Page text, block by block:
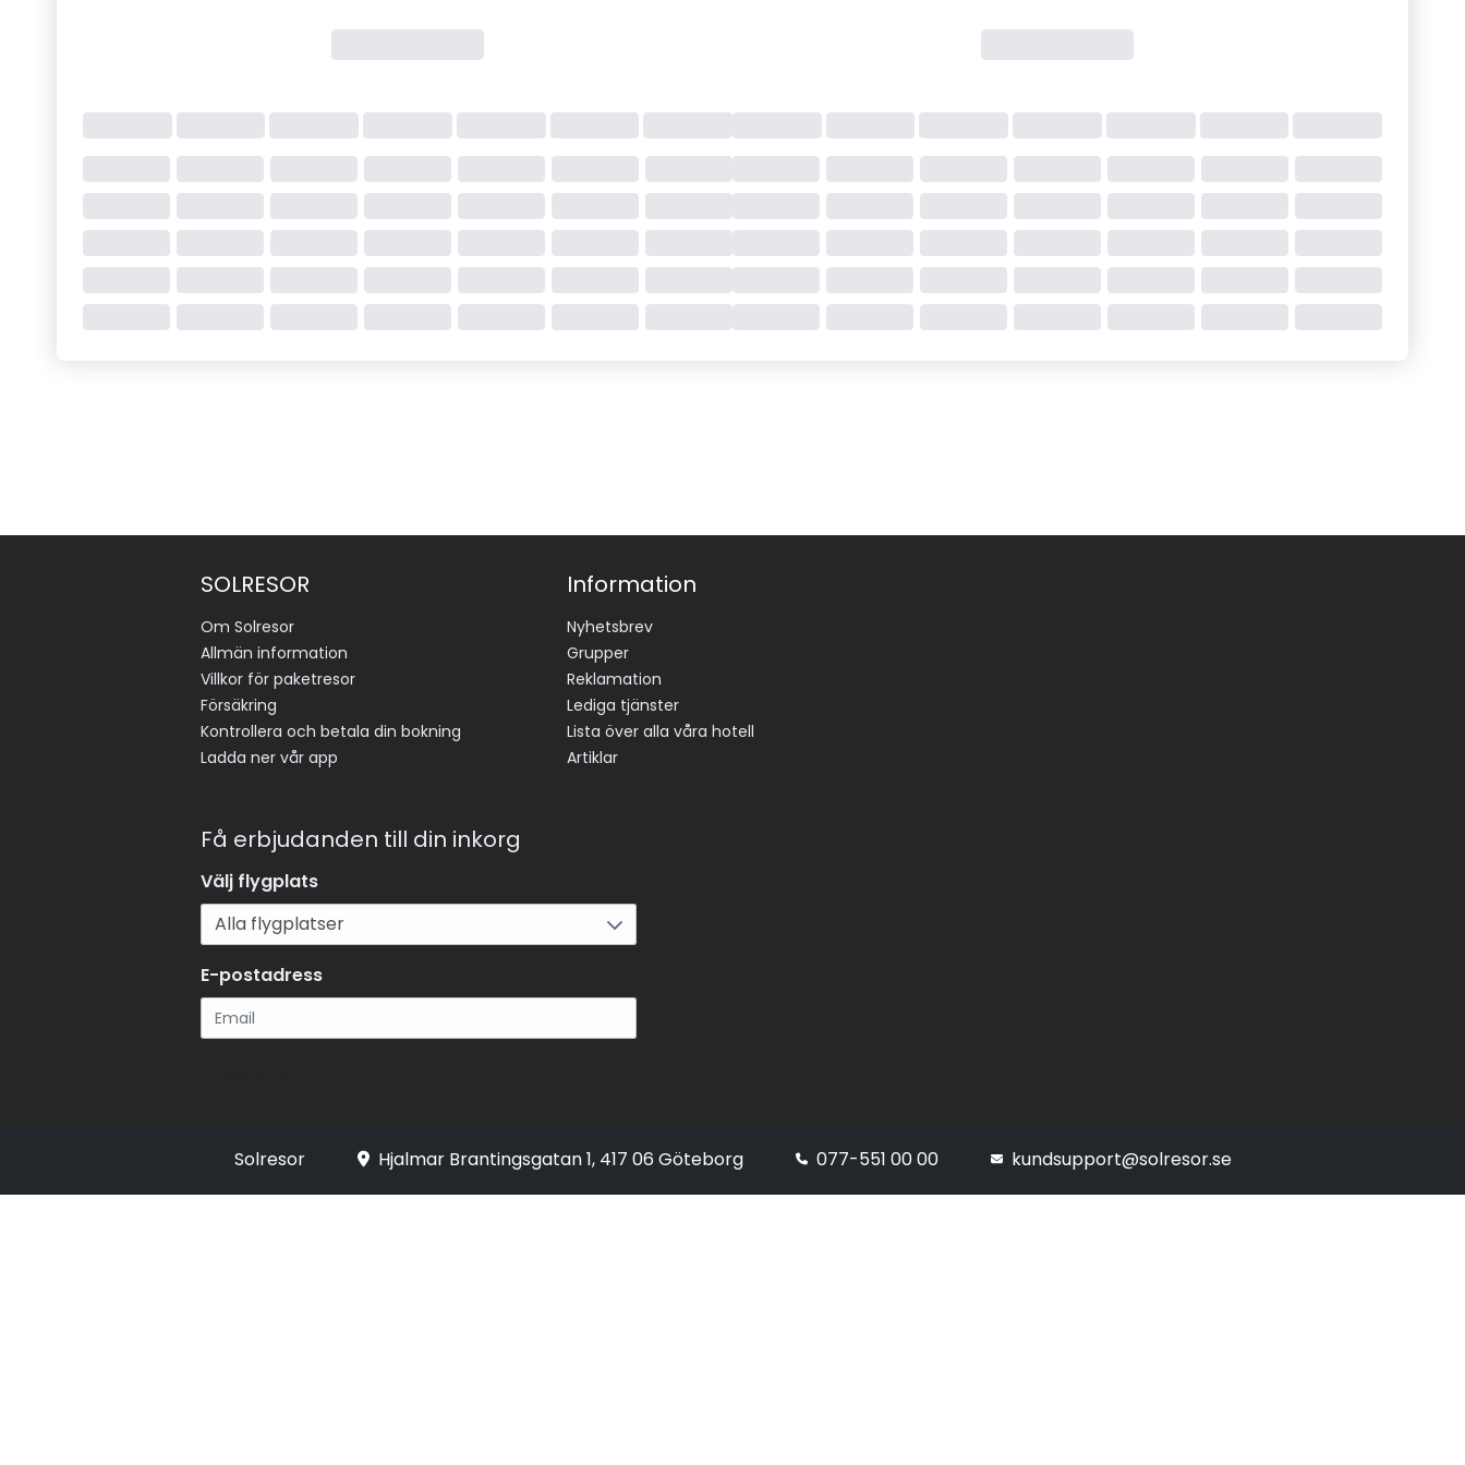
SOLRESOR
Om Solresor
Allmän information
Villkor för paketresor
Försäkring
Kontrollera och betala din bokning
Ladda ner vår app
Information
Nyhetsbrev
Grupper
Reklamation
Lediga tjänster
Lista över alla våra hotell
Artiklar
Få erbjudanden till din inkorg
Välj flygplats
E-postadress
Solresor Hjalmar Brantingsgatan 1, 417 06 Göteborg 077-551 00 00 kundsupport@solresor.se